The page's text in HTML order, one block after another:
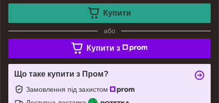
Купити
або
Купити з
Що таке купити з Пром?
Замовлення під захистом